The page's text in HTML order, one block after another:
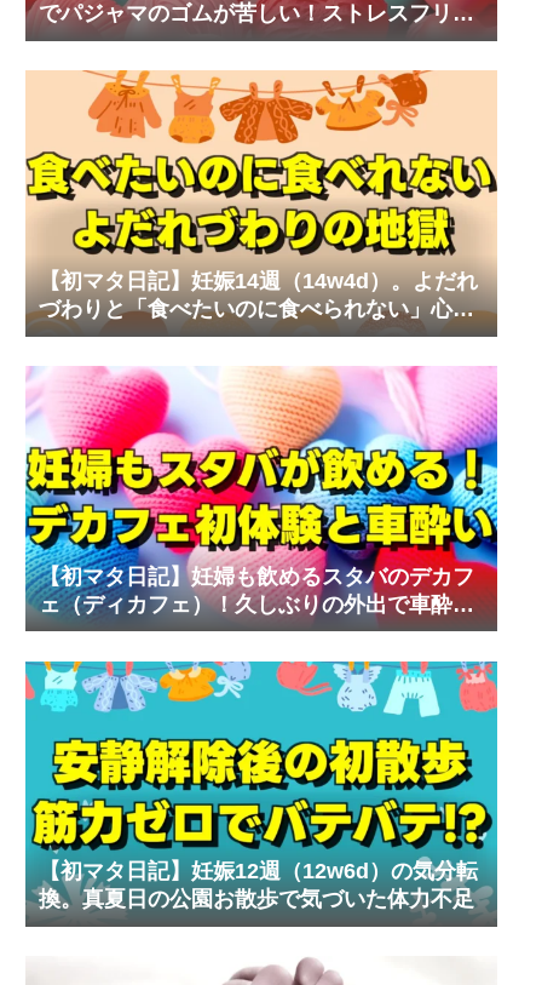
でパジャマのゴムが苦しい！ストレスフリー
なマタニティワンピ
【初マタ日記】妊娠14週（14w4d）。よだれ
づわりと「食べたいのに食べられない」心の
叫び
【初マタ日記】妊婦も飲めるスタバのデカフ
ェ（ディカフェ）！久しぶりの外出で車酔い
の試練
【初マタ日記】妊娠12週（12w6d）の気分転
換。真夏日の公園お散歩で気づいた体力不足